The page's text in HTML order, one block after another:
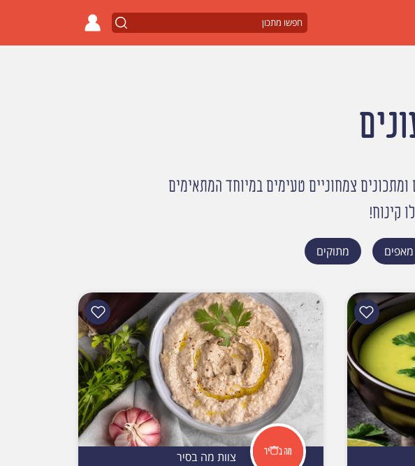
צמחוניים טעימים במיוחד המתאימים
קינוח!
מאפים מתוקים
צוות מה בסיר